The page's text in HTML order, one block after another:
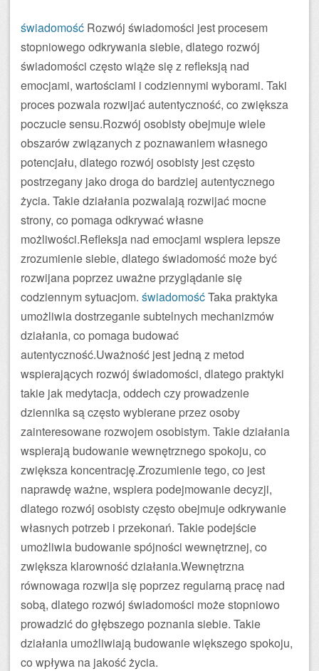
świadomość Rozwój świadomości jest procesem
stopniowego odkrywania siebie, dlatego rozwój
świadomości często wiąże się z refleksją nad
emocjami, wartościami i codziennymi wyborami. Taki
proces pozwala rozwijać autentyczność, co zwiększa
poczucie sensu.Rozwój osobisty obejmuje wiele
obszarów związanych z poznawaniem własnego
potencjału, dlatego rozwój osobisty jest często
postrzegany jako droga do bardziej autentycznego
życia. Takie działania pozwalają rozwijać mocne
strony, co pomaga odkrywać własne
możliwości.Refleksja nad emocjami wspiera lepsze
zrozumienie siebie, dlatego świadomość może być
rozwijana poprzez uważne przyglądanie się
codziennym sytuacjom. świadomośćTaka praktyka
umożliwia dostrzeganie subtelnych mechanizmów
działania, co pomaga budować
autentyczność.Uważność jest jedną z metod
wspierających rozwój świadomości, dlatego praktyki
takie jak medytacja, oddech czy prowadzenie
dziennika są często wybierane przez osoby
zainteresowane rozwojem osobistym. Takie działania
wspierają budowanie wewnętrznego spokoju, co
zwiększa koncentrację.Zrozumienie tego, co jest
naprawdę ważne, wspiera podejmowanie decyzji,
dlatego rozwój osobisty często obejmuje odkrywanie
własnych potrzeb i przekonań. Takie podejście
umożliwia budowanie spójności wewnętrznej, co
zwiększa klarowność działania.Wewnętrzna
równowaga rozwija się poprzez regularną pracę nad
sobą, dlatego rozwój świadomości może stopniowo
prowadzić do głębszego poznania siebie. Takie
działania umożliwiają budowanie większego spokoju,
co wpływa na jakość życia.